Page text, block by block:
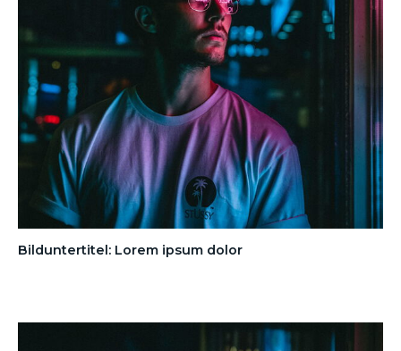
Bilduntertitel: Lorem ipsum dolor